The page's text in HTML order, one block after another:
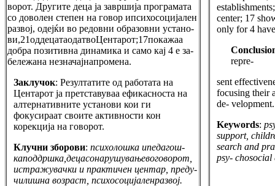
ворот. Другите деца ја завршија програмата
со доволен степен на говор ипсихосоцијален
развој, одејќи во редовни образовни устано-
ви,21оддецатаодатвоЦентарот;17покажаа
добра позитивна динамика и само кај 4 е за-
бележана незначајнапромена.
Заклучок: Резултатите од работата на
Центарот ја претставуваа ефикасноста на
алтернативните установи кои ги
фокусираат своите активности кон
корекција на говорот.
Клучни зборови: психолошка ипедагош-
каподдршка,децасонарушувањевоговорот,
истражувачки и практичен центар, преду-
чилишна возраст, психосоцијаленразвој.
center; 17
only for 4
repre-
sent
focusing their
de- velopment.
Keywords:
support,
search and
psy- chosocial